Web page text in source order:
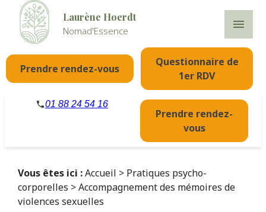
Laurène Hoerdt
Nomad'Essence menu
Prendre rendez-vous
Questionnaire de
1er RDV
01 88 24 54 16
Prendre rendez-
vous
Vous êtes ici : Accueil > Pratiques psycho-
corporelles > Accompagnement des mémoires de
violences sexuelles
Panneau de gestion des cookies